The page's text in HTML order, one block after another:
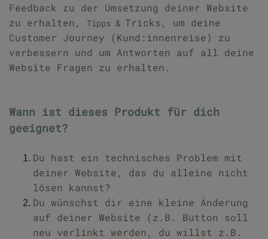
Feedback zu der Umsetzung deiner Website
zu erhalten, Tipps & Tricks, um deine
Customer Journey (Kund:innenreise) zu
verbessern und um Antworten auf all deine
Website Fragen zu erhalten.
Wann ist dieses Produkt für dich
geeignet?
Du hast ein technisches Problem mit
deiner Website, das du alleine nicht
lösen kannst?
Du wünschst dir eine kleine Änderung
auf deiner Website (z.B. Button soll
neu verlinkt werden, du willst z.B.